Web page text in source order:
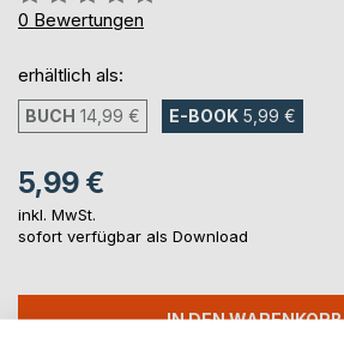
0%
0 Bewertungen
erhältlich als:
BUCH 14,99 € E-BOOK 5,99 €
5,99 €
inkl. MwSt.
sofort verfügbar als Download
IN DEN WARENKORB